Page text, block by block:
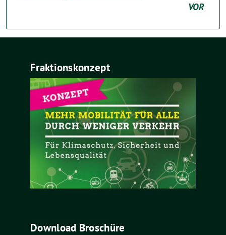
VOR
Fraktionskonzept
Download Broschüre